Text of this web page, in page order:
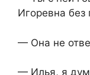
Игоревна без
— Она не
— Илья, я